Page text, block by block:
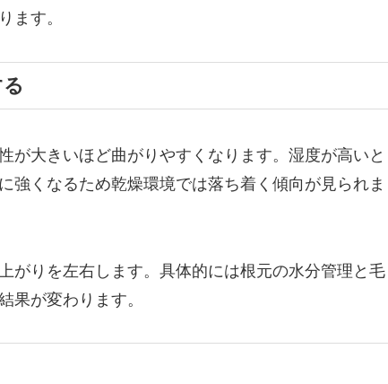
ます。
が大きいほど曲がりやすくなります。湿度が高いと
強くなるため乾燥環境では落ち着く傾向が見られま
がりを左右します。具体的には根元の水分管理と毛
果が変わります。